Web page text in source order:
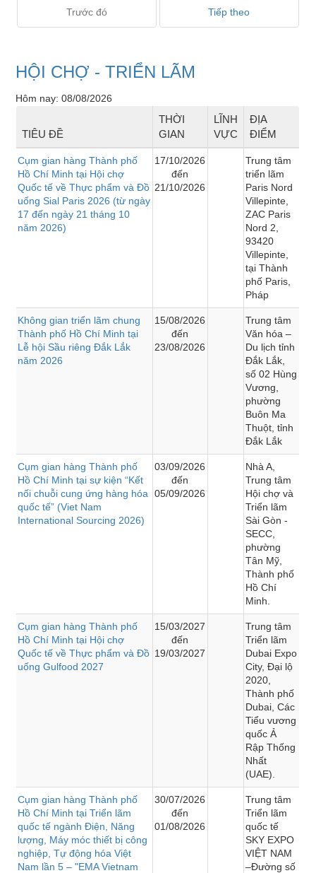
Trước đó Tiếp theo
HỘI CHỢ - TRIỂN LÃM
Hôm nay: 08/08/2026
TIÊU ĐỀ
THỜI
GIAN
LĨNH
VỰC
ĐỊA
ĐIỂM
Cụm gian hàng Thành phố
Hồ Chí Minh tại Hội chợ
Quốc tế về Thực phẩm và Đồ
uống Sial Paris 2026 (từ ngày
17 đến ngày 21 tháng 10
năm 2026)
17/10/2026
đến
21/10/2026
Trung tâm
triển lãm
Paris Nord
Villepinte,
ZAC Paris
Nord 2,
93420
Villepinte,
tại Thành
phố Paris,
Pháp
Không gian triển lãm chung
Thành phố Hồ Chí Minh tại
Lễ hội Sầu riêng Đắk Lắk
năm 2026
15/08/2026
đến
23/08/2026
Trung tâm
Văn hóa –
Du lịch tỉnh
Đắk Lắk,
số 02 Hùng
Vương,
phường
Buôn Ma
Thuột, tỉnh
Đắk Lắk
Cụm gian hàng Thành phố
Hồ Chí Minh tại sự kiện “Kết
nối chuỗi cung ứng hàng hóa
quốc tế” (Viet Nam
International Sourcing 2026)
03/09/2026
đến
05/09/2026
Nhà A,
Trung tâm
Hội chợ và
Triển lãm
Sài Gòn -
SECC,
phường
Tân Mỹ,
Thành phố
Hồ Chí
Minh.
Cụm gian hàng Thành phố
Hồ Chí Minh tại Hội chợ
Quốc tế về Thực phẩm và Đồ
uống Gulfood 2027
15/03/2027
đến
19/03/2027
Trung tâm
Triển lãm
Dubai Expo
City, Đại lộ
2020,
Thành phố
Dubai, Các
Tiểu vương
quốc Ả
Rập Thống
Nhất
(UAE).
Cụm gian hàng Thành phố
Hồ Chí Minh tại Triển lãm
quốc tế ngành Điện, Năng
lượng, Máy móc thiết bị công
nghiệp, Tự động hóa Việt
Nam lần 5 – "EMA Vietnam
30/07/2026
đến
01/08/2026
Trung tâm
Triển lãm
quốc tế
SKY EXPO
VIỆT NAM
–Đường số